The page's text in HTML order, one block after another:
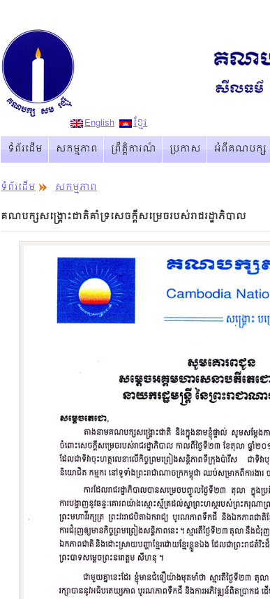
English ខ្មែរ
ទំព័រដើម
សកម្មភាព ព្រឹត្ដិការណ៏ ប្រកាស អំពីគណបក្ស
ទំព័រដើម
សកម្មភាព
គណបក្សសង្រ្គោះជាតិគាំទ្រសេចក្តីសម្រេចរបស់រាជរដ្ឋាភិបាល